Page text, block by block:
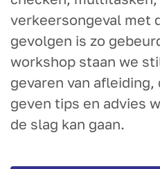
verkeersongeval met
gevolgen is zo
workshop staan we
gevaren van
geven tips en advies
de slag kan gaan.